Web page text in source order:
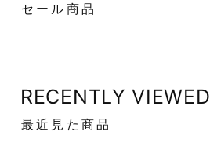
セール商品
RECENTLY VIEWED
最近見た商品